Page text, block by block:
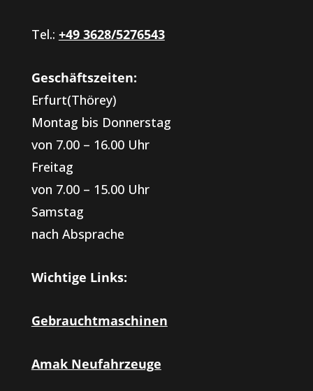
Tel.: +49 3628/5276543
Geschäftszeiten:
Erfurt(Thörey)
Montag bis Donnerstag
von 7.00 – 16.00 Uhr
Freitag
von 7.00 – 15.00 Uhr
Samstag
nach Absprache
Wichtige Links:
Gebrauchtmaschinen
Amak Neufahrzeuge